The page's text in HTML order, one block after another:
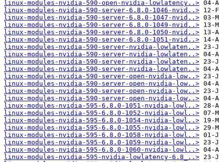
linux-modules-nvidia-590-open-nvidia-lowlatency..>
linux-modules-nvidia-590-server-6.8.0-1046-nvid..>
linux-modules-nvidia-590-server-6.8.0-1047-nvid..>
linux-modules-nvidia-590-server-6.8.0-1049-nvid..>
linux-modules-nvidia-590-server-6.8.0-1050-nvid..>
linux-modules-nvidia-590-server-6.8.0-1051-nvid..>
linux-modules-nvidia-590-server-nvidia-lowlaten..>
linux-modules-nvidia-590-server-nvidia-lowlaten..>
linux-modules-nvidia-590-server-nvidia-lowlaten..>
linux-modules-nvidia-590-server-nvidia-lowlaten..>
linux-modules-nvidia-590-server-open-nvidia-low..>
linux-modules-nvidia-590-server-open-nvidia-low..>
linux-modules-nvidia-590-server-open-nvidia-low..>
linux-modules-nvidia-590-server-open-nvidia-low..>
linux-modules-nvidia-595-6.8.0-1051-nvidia-lowl..>
linux-modules-nvidia-595-6.8.0-1052-nvidia-lowl..>
linux-modules-nvidia-595-6.8.0-1054-nvidia-lowl..>
linux-modules-nvidia-595-6.8.0-1055-nvidia-lowl..>
linux-modules-nvidia-595-6.8.0-1058-nvidia-lowl..>
linux-modules-nvidia-595-6.8.0-1059-nvidia-lowl..>
linux-modules-nvidia-595-6.8.0-1060-nvidia-lowl..>
linux-modules-nvidia-595-nvidia-lowlatency-6.8_..>